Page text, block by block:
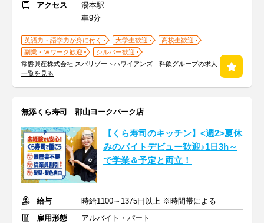
アクセス
湯本駅
車9分
英語力・語学力が身に付く 大学生歓迎
高校生歓迎
副業・Ｗワーク歓迎
シルバー歓迎
常磐興産株式会社 スパリゾートハワイアンズ 料飲グループの求人
一覧を見る
無添くら寿司 郡山ヨークパーク店
【くら寿司のキッチン】<週2>夏休
みのバイトデビュー歓迎♪1日3h～
で学業＆予定と両立！
給与
時給1100～1375円以上 ※時間帯による
雇用形態
アルバイト・パート